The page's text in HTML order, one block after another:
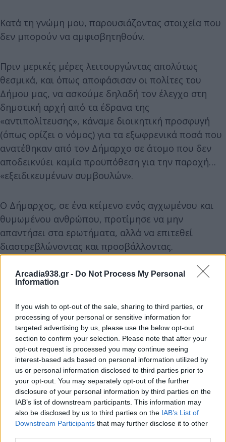
Arcadia938.gr - Do Not Process My Personal
Information
If you wish to opt-out of the sale, sharing to third parties, or
processing of your personal or sensitive information for
targeted advertising by us, please use the below opt-out
section to confirm your selection. Please note that after your
opt-out request is processed you may continue seeing
interest-based ads based on personal information utilized by
us or personal information disclosed to third parties prior to
your opt-out. You may separately opt-out of the further
disclosure of your personal information by third parties on the
IAB’s list of downstream participants. This information may
also be disclosed by us to third parties on the IAB’s List of
Downstream Participants that may further disclose it to other
Κατά τη γνώμη μου, παρουσιάζοντας στοιχεία που
δεν μπορούν να αμφισβητηθούν.
Πριν μερικές μέρες λειτουργώντας απολύτως
θεσμικά, και όπως αποφάσισαν οι πολίτες του
Δήμου μας, να ασκούμε δηλαδή τον έλεγχο στη
δημοτική αρχή από τα έδρανα της
«αντιπολίτευσης», κάναμε διοικητική προσφυγή
(όπως ορίζει ο νόμος) για τα εξωφρενικά ποσά που
ανατέθηκαν από τον Δήμαρχο σε άτομο που δεν
αποδεικνύει καμία προϋπόθεση για την παροχή…
«εξειδικευμένων συμβουλών».
Ο Δήμαρχος, σε ένα κείμενο ενός αγχωμένου και
θυμωμένου ανθρώπου, προτίμησε να μην
απαντήσει στα ερωτήματα, αλλά να επιτεθεί
διαστρεβλώνοντας και προσβάλλοντας.
Δεν θα αναφερθώ στους έμμεσους εκβιασμούς ή
συμβουλευτικών υπηρεσιών περιλαμβάνουν και
«εξειδικευμένους επιστήμονες , δικηγόρους-
οικονομολόγους (ούτε τέτοια προϋπόθεση ούτε
υποχρέωση υπάρχει σύμφωνα με τη μελέτη
βιωσιμότητας και την ανάθεση,… ή λες και ο Δήμος
δεν έχει δικηγόρο και οικονομολόγους). Επίσης
κάποια άλλη στιγμή αξίζει να αναφερθούμε στα
ιδιωτικά μέσα που ο ίδιος ο Δήμαρχος επιλεκτικά
μας καλεί να συμμετέχουμε…